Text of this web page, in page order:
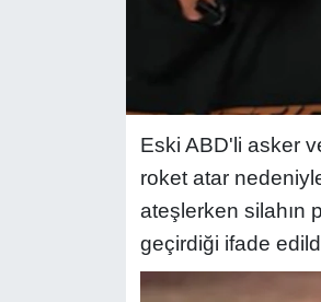
Eski ABD'li asker
roket atar
ateşlerken silahın
geçirdiği ifade